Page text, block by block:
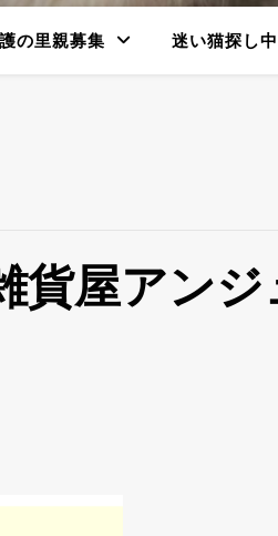
の里親募集 迷い猫探し中
貨屋アンジ